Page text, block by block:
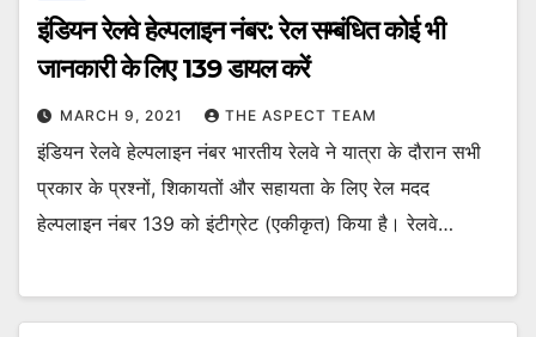
इंडियन रेलवे हेल्पलाइन नंबर: रेल सम्बंधित कोई भी
जानकारी के लिए 139 डायल करें
MARCH 9, 2021 THE ASPECT TEAM
इंडियन रेलवे हेल्पलाइन नंबर भारतीय रेलवे ने यात्रा के दौरान सभी
प्रकार के प्रश्नों, शिकायतों और सहायता के लिए रेल मदद
हेल्पलाइन नंबर 139 को इंटीग्रेट (एकीकृत) किया है। रेलवे…